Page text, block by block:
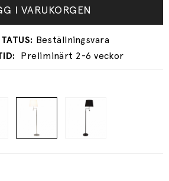
I VARUKORGEN
Preliminärt 2-6 veckor